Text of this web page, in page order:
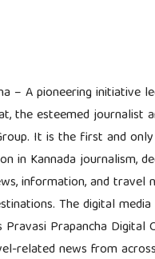
– A pioneering initiative
the esteemed journalist
It is the first and
in Kannada journalism,
information, and travel
The digital
Prapancha Digital
related news from